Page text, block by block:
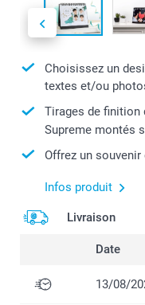
Choisissez un
textes et/ou
Tirages de finition
Supreme montés
Offrez un souvenir
Infos produit
Livraison
Date
13/08/